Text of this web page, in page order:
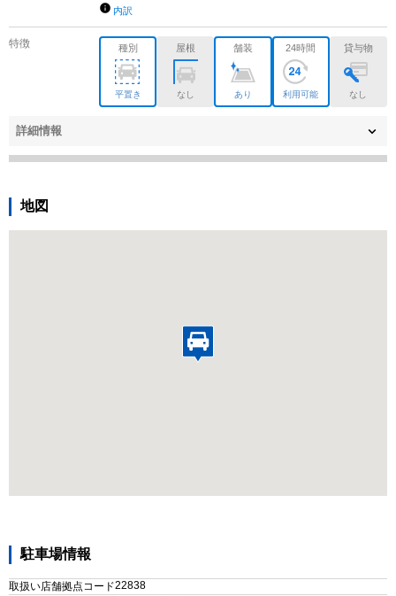
内訳
特徴 種別
平置き
屋根
なし
舗装
あり
24時間
利用可能
貸与物
なし
詳細情報
地図
駐車場情報
取扱い店舗拠点コード22838